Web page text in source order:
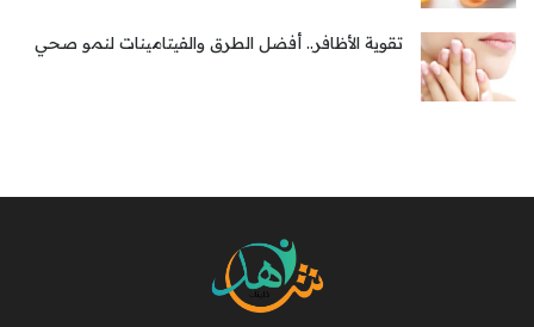
تقوية الأظافر.. أفضل الطرق والفيتامينات لنمو صحي